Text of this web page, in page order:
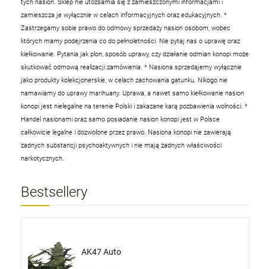
tych nasion. Sklep nie utożsamia się z zamieszczonymi informacjami i
zamieszcza je wyłącznie w celach informacyjnych oraz edukacyjnych. *
Zastrzegamy sobie prawo do odmowy sprzedaży nasion osobom, wobec
których mamy podejrzenia co do pełnoletności. Nie pytaj nas o uprawę oraz
kiełkowanie. Pytania jak plon, sposób uprawy, czy działanie odmian konopi może
skutkować odmową realizacji zamówienia. * Nasiona sprzedajemy wyłącznie
jako produkty kolekcjonerskie, w celach zachowania gatunku. Nikogo nie
namawiamy do uprawy marihuany. Uprawa, a nawet samo kiełkowanie nasion
konopi jest nielegalne na terenie Polski i zakazane karą pozbawienia wolności. *
Handel nasionami oraz samo posiadanie nasion konopi jest w Polsce
całkowicie legalne i dozwolone przez prawo. Nasiona konopi nie zawierają
żadnych substancji psychoaktywnych i nie mają żadnych właściwości
narkotycznych.
Bestsellery
AK47 Auto